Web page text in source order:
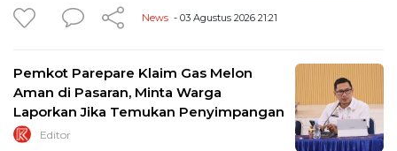
News - 03 Agustus 2026 21:21
Pemkot Parepare Klaim Gas Melon
Aman di Pasaran, Minta Warga
Laporkan Jika Temukan Penyimpangan
Editor